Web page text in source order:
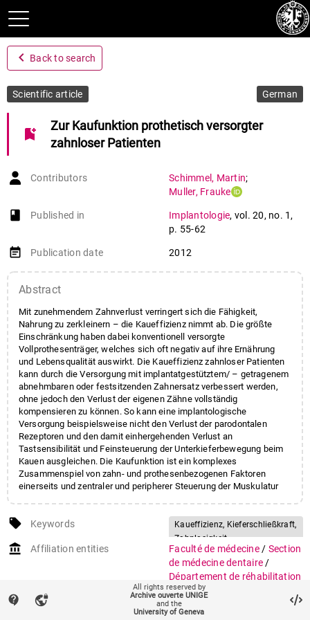
navigate_before Back to search
Scientific article German
bookmark_add
Zur Kaufunktion prothetisch versorgter
zahnloser Patienten
Contributors Schimmel , Martin;
Muller, Frauke
book-open
Published in Implantologie, vol. 20, no. 1 ,
p. 55-62
event_note Publication date 2012
Abstract
Mit zunehmendem Zahnverlust verringert sich die Fähigkeit,
Nahrung zu zerkleinern – die Kaueffizienz nimmt ab. Die größte
Einschränkung haben dabei konventionell versorgte
Vollprothesenträger, welches sich oft negativ auf ihre Ernährung
und Lebensqualität auswirkt. Die Kaueffizienz zahnloser Patienten
kann durch die Versorgung mit implantatgestütztem/ – getragenem
abnehmbaren oder festsitzenden Zahnersatz verbessert werden,
ohne jedoch den Verlust der eigenen Zähne vollständig
kompensieren zu können. So kann eine implantologische
Versorgung beispielsweise nicht den Verlust der parodontalen
Rezeptoren und den damit einhergehenden Verlust an
Tastsensibilität und Feinsteuerung der Unterkieferbewegung beim
Kauen ausgleichen. Die Kaufunktion ist ein komplexes
Zusammenspiel von zahn- und prothesenbezogenen Faktoren
einerseits und zentraler und peripherer Steuerung der Muskulatur
alleinige Therapie nicht aus um lang etablierte
Ernährungsgewohnheiten zu durchbrechen; eine
Ernährungsberatung sollte die zahnärztliche Therapie ergänzen.
local_offer Keywords
Kaueffizienz, Kieferschließkraft,
Zahnlosigkeit,
implantatgestützte
Deckprothesen,
implantatgetragene
festsitzende Totalprothesen,
konventionelle Vollprothesen,
account_balance Affiliation entities Faculté de médecine / Section
de médecine dentaire /
Département de réhabilitation
oro-faciale
gérodontologie et prothèse
contact_support vpn_lock
All rights reserved by
Archive ouverte UNIGE
and the
University of Geneva